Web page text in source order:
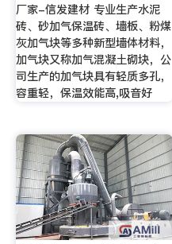
厂家-信发建材 专业生产水泥
砖、砂加气保温砖、墙板、粉煤
灰加气块等多种新型墙体材料，
加气块又称加气混凝土砌块，公
司生产的加气块具有轻质多孔，
容重轻，保温效能高,吸音好